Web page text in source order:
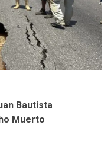
Bautista
Muerto